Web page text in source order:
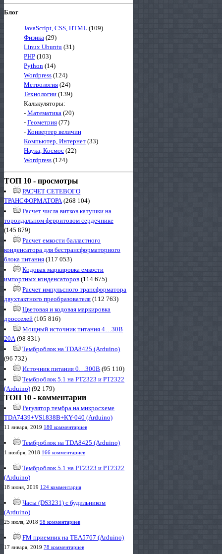
Блог
JavaScript, CSS, HTML (109)
Физика (29)
Linux Ubuntu (31)
PHP (103)
Python (14)
Wordpress (124)
Метрология (24)
Технологии (139)
Калькуляторы:
- Математика (20)
- Геометрия (77)
- Конвертер величин
Компьютер, Интернет (33)
Наука, Космос (22)
Wordpress (124)
ТОП 10 - просмотры
РАСЧЕТ СЕТЕВОГО
ТРАНСФОРМАТОРА (268 104)
Расчет числа витков катушки на
тороидальном ферритовом сердечнике
(145 879)
Расчет емкости балластного
конденсатора для бестрансформаторного
блока питания (117 053)
Кодовая маркировка емкости
импортных конденсаторов (114 675)
Расчет импульсного трансформатора
двухтактного преобразователя (112 763)
Цветовая и кодовая маркировка
дросселей (105 816)
Мощный источник питания 4…30В
20А (98 831)
Темброблок на TDA8425 (Arduino)
(96 732)
Источник питания 0…300В (95 110)
Темброблок 5.1 на PT2323 и PT2322
(Arduino) (92 179)
ТОП 10 - комментарии
Регулятор тембра на микросхеме
TDA7439+VS1838B+KY-040 (Arduino)
11 января, 2019 180 комментариев
Темброблок на TDA8425 (Arduino)
1 ноября, 2018 166 комментариев
Темброблок 5.1 на PT2323 и PT2322
(Arduino)
18 июня, 2019 124 комментария
Часы (DS3231) с будильником
(Arduino)
25 июля, 2018 98 комментариев
FM приемник на TEA5767 (Arduino)
17 января, 2019 78 комментариев